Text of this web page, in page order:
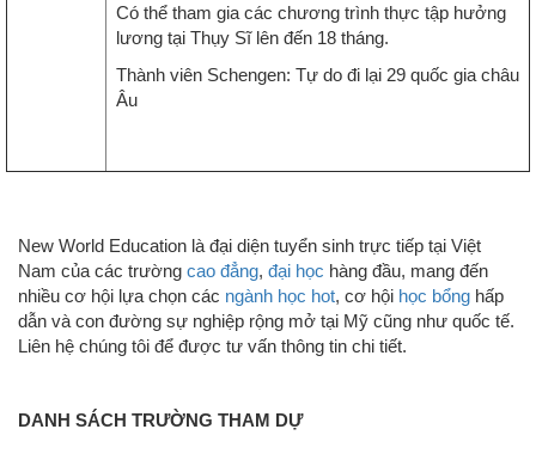
Có thể tham gia các chương trình thực tập hưởng
lương tại Thụy Sĩ lên đến 18 tháng.
Thành viên Schengen: Tự do đi lại 29 quốc gia châu
Âu
New World Education là đại diện tuyển sinh trực tiếp tại Việt
Nam của các trường cao đẳng, đại học hàng đầu, mang đến
nhiều cơ hội lựa chọn các ngành học hot, cơ hội học bổng hấp
dẫn và con đường sự nghiệp rộng mở tại Mỹ cũng như quốc tế.
Liên hệ chúng tôi để được tư vấn thông tin chi tiết.
DANH SÁCH TRƯỜNG THAM DỰ